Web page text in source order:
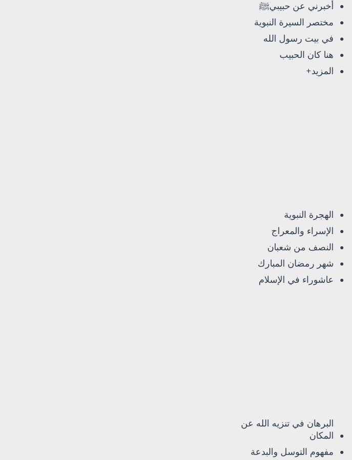
أخبرني عن حبيبيﷺ
مختصر السيرة النبوية
في بيت رسول الله
هنا كان الحبيب
المزيد+
الهجرة النبوية
الإسراء والمعراج
النصف من شعبان
شهر رمضان المبارك
عاشوراء في الإسلام
البرهان في تنزيه الله عن
المكان
مفهوم التوسل والبدعة